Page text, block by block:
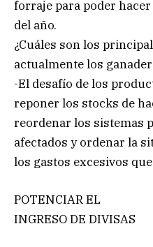
forraje para poder
del año.
¿Cuáles son los
actualmente los
-El desafío de los
reponer los stocks de
reordenar los sistemas
afectados y ordenar la
los gastos excesivos
POTENCIAR EL
INGRESO DE DIVISAS